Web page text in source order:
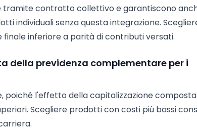
tramite contratto collettivo e garantiscono
individuali senza questa integrazione.
inferiore a parità di contributi versati.
della previdenza complementare per i
poiché l'effetto della capitalizzazione composta
Scegliere prodotti con costi più bassi